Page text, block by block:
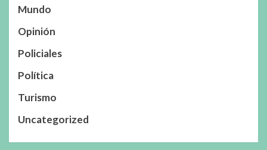
Mundo
Opinión
Policiales
Política
Turismo
Uncategorized